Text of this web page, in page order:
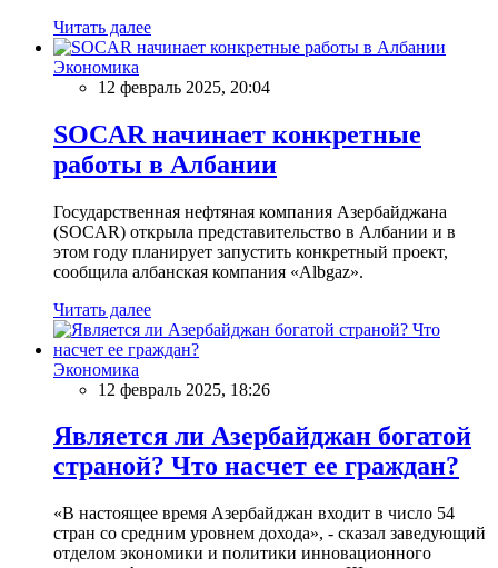
Читать далее
Экономика
12 февраль 2025, 20:04
SOCAR начинает конкретные
работы в Албании
Государственная нефтяная компания Азербайджана
(SOCAR) открыла представительство в Албании и в
этом году планирует запустить конкретный проект,
сообщила албанская компания «Albgaz».
Читать далее
Экономика
12 февраль 2025, 18:26
Является ли Азербайджан богатой
страной? Что насчет ее граждан?
«В настоящее время Азербайджан входит в число 54
стран со средним уровнем дохода», - сказал заведующий
отделом экономики и политики инновационного